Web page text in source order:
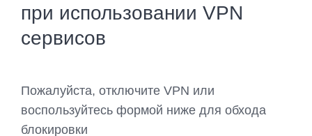
при использовании VPN
сервисов
Пожалуйста, отключите VPN или
воспользуйтесь формой ниже для обхода
блокировки